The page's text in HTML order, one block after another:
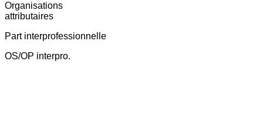
Organisations
attributaires
Part interprofessionnelle
OS/OP interpro.